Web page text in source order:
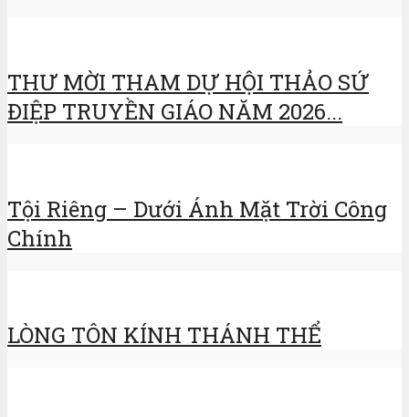
THƯ MỜI THAM DỰ HỘI THẢO SỨ
ĐIỆP TRUYỀN GIÁO NĂM 2026...
Tội Riêng – Dưới Ánh Mặt Trời Công
Chính
LÒNG TÔN KÍNH THÁNH THỂ